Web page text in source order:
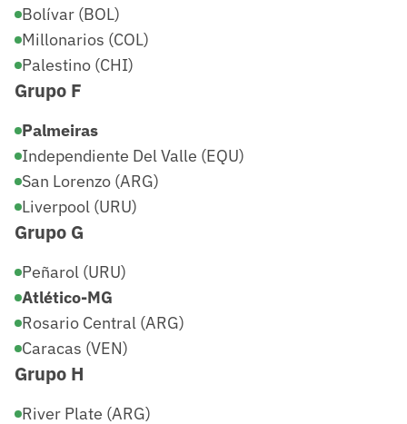
Bolívar (BOL)
Millonarios (COL)
Palestino (CHI)
Grupo F
Palmeiras
Independiente Del Valle (EQU)
San Lorenzo (ARG)
Liverpool (URU)
Grupo G
Peñarol (URU)
Atlético-MG
Rosario Central (ARG)
Caracas (VEN)
Grupo H
River Plate (ARG)